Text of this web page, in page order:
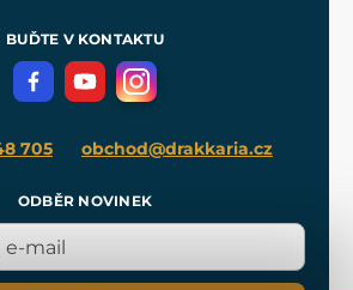
Come
BUĎTE V KONTAKTU
705 obchod@drakkaria.cz
ODBĚR NOVINEK